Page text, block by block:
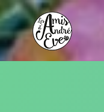
Aller
au
contenu